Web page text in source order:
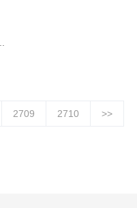
2709 2710 >>